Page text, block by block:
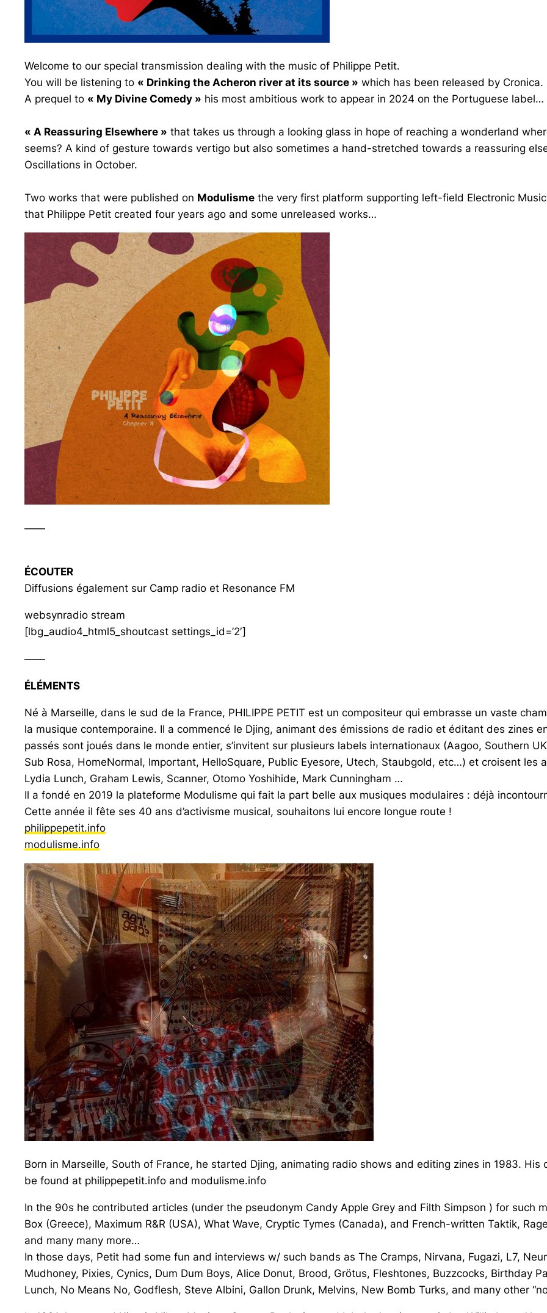
Welcome to our special transmission dealing with the music of Philippe Petit.
You will be listening to « Drinking the Acheron river at its source » which has been released by Cronica.
A prequel to « My Divine Comedy » his most ambitious work to appear in 2024 on the Portuguese label…
« A Reassuring Elsewhere » that takes us through a looking glass in hope of reaching a wonderland
seems? A kind of gesture towards vertigo but also sometimes a hand-stretched towards a reassuring
Oscillations in October.
Two works that were published on Modulisme the very first platform supporting left-field Electronic
that Philippe Petit created four years ago and some unreleased works…
——
ÉCOUTER
Diffusions également sur Camp radio et Resonance FM
websynradio stream
[lbg_audio4_html5_shoutcast settings_id=’2′]
——
ÉLÉMENTS
Né à Marseille, dans le sud de la France, PHILIPPE PETIT est un compositeur qui embrasse un vaste
la musique contemporaine. Il a commencé le Djing, animant des émissions de radio et éditant des zines
passés sont joués dans le monde entier, s’invitent sur plusieurs labels internationaux (Aagoo, Southern
Sub Rosa, HomeNormal, Important, HelloSquare, Public Eyesore, Utech, Staubgold, etc…) et croisent
Lydia Lunch, Graham Lewis, Scanner, Otomo Yoshihide, Mark Cunningham …
Il a fondé en 2019 la plateforme Modulisme qui fait la part belle aux musiques modulaires : déjà
Cette année il fête ses 40 ans d’activisme musical, souhaitons lui encore longue route !
philippepetit.info
modulisme.info
Born in Marseille, South of France, he started Djing, animating radio shows and editing zines in 1983.
be found at philippepetit.info and modulisme.info
In the 90s he contributed articles (under the pseudonym Candy Apple Grey and Filth Simpson ) for such
Box (Greece), Maximum R&R (USA), What Wave, Cryptic Tymes (Canada), and French-written Taktik,
and many many more…
In those days, Petit had some fun and interviews w/ such bands as The Cramps, Nirvana, Fugazi, L7,
Mudhoney, Pixies, Cynics, Dum Dum Boys, Alice Donut, Brood, Grötus, Fleshtones, Buzzcocks, Birthday
Lunch, No Means No, Godflesh, Steve Albini, Gallon Drunk, Melvins, New Bomb Turks, and many other